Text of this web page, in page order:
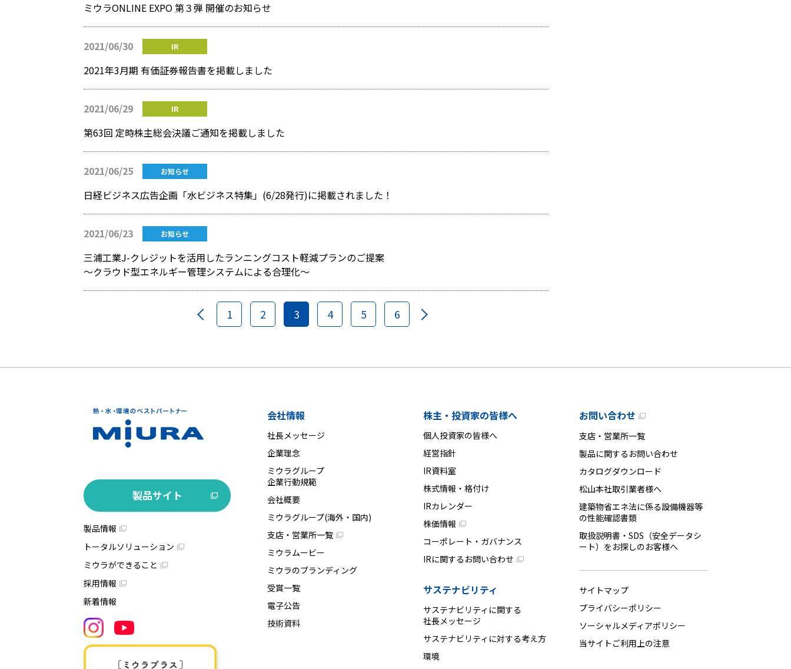
ミウラONLINE EXPO 第３弾 開催のお知らせ
2021/06/30 IR
2021年3月期 有価証券報告書を掲載しました
2021/06/29 IR
第63回 定時株主総会決議ご通知を掲載しました
2021/06/25 お知らせ
日経ビジネス広告企画「水ビジネス特集」(6/28発行)に掲載されました！
2021/06/23 お知らせ
三浦工業J-クレジットを活用したランニングコスト軽減プランのご提案
～クラウド型エネルギー管理システムによる合理化～
1 2 3 4 5 6
製品サイト
製品情報
トータルソリューション
ミウラができること
採用情報
新着情報
会社情報
社長メッセージ
企業理念
ミウラグループ
企業行動規範
会社概要
ミウラグループ(海外・国内)
支店・営業所一覧
ミウラムービー
ミウラのブランディング
受賞一覧
電子公告
技術資料
株主・投資家の皆様へ
個人投資家の皆様へ
経営指針
IR資料室
株式情報・格付け
IRカレンダー
株価情報
コーポレート・ガバナンス
IRに関するお問い合わせ
サステナビリティ
サステナビリティに関する
社長メッセージ
サステナビリティに対する考え方
環境
お問い合わせ
支店・営業所一覧
製品に関するお問い合わせ
カタログダウンロード
松山本社取引業者様へ
建築物省エネ法に係る設備機器等
の性能確認書類
取扱説明書・SDS（安全データシ
ート）をお探しのお客様へ
サイトマップ
プライバシーポリシー
ソーシャルメディアポリシー
当サイトご利用上の注意